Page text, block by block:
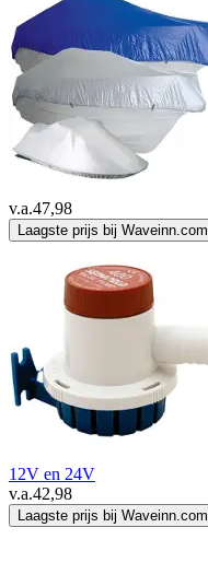
v.a.47,98
Laagste prijs bij Waveinn.com
12V en 24V
v.a.42,98
Laagste prijs bij Waveinn.com